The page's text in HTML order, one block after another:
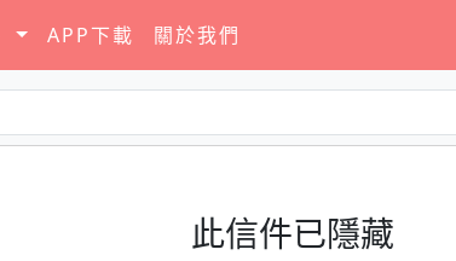
APP下載 關於我們
此信件已隱藏